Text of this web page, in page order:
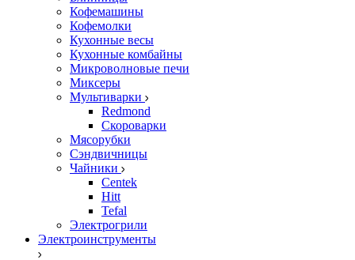
Кофемашины
Кофемолки
Кухонные весы
Кухонные комбайны
Микроволновые печи
Миксеры
Мультиварки
Redmond
Скороварки
Мясорубки
Сэндвичницы
Чайники
Centek
Hitt
Tefal
Электрогрили
Электроинструменты